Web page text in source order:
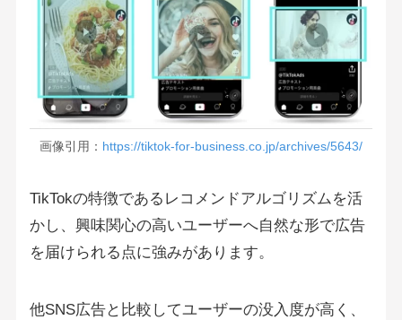
画像引用： https://tiktok-for-business.co.jp/archives/5643/
TikTokの特徴であるレコメンドアルゴリズムを活
かし、興味関心の高いユーザーへ自然な形で広告
を届けられる点に強みがあります。
他SNS広告と比較してユーザーの没入度が高く、